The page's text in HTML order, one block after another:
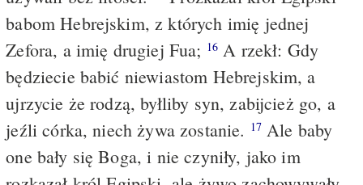
babom Hebrejskim, z których imię jednej
Zefora, a imię drugiej Fua; 16 A rzekł: Gdy
będziecie babić niewiastom Hebrejskim, a
ujrzycie że rodzą, byłliby syn, zabijcież go, a
jeźli córka, niech żywa zostanie. 17 Ale baby
one bały się Boga, i nie czyniły, jako im